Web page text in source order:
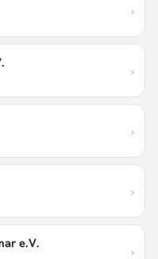
›
›
›
›
e.V. ›